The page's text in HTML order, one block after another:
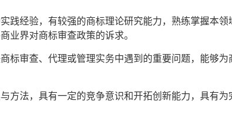
践经验，有较强的商标理论研究能力，熟练掌握本
业界对商标审查政策的诉求。
标审查、代理或管理实务中遇到的重要问题，能够
法，具有一定的竞争意识和开拓创新能力，具有为